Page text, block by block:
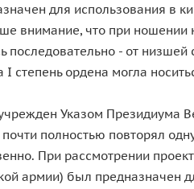
для использования в
внимание, что при ношении
последовательно - от
I степень ордена могла
Указом Президиума
полностью повторял
При рассмотрении
армии) был предназначен